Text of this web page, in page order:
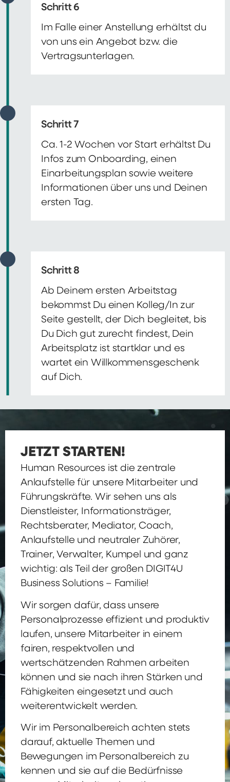
Schritt 6
Im Falle einer Anstellung erhältst du
von uns ein Angebot bzw. die
Vertragsunterlagen.
Schritt 7
Ca. 1-2 Wochen vor Start erhältst Du
Infos zum Onboarding, einen
Einarbeitungsplan sowie weitere
Informationen über uns und Deinen
ersten Tag.
Schritt 8
Ab Deinem ersten Arbeitstag
bekommst Du einen Kolleg/In zur
Seite gestellt, der Dich begleitet, bis
Du Dich gut zurecht findest, Dein
Arbeitsplatz ist startklar und es
wartet ein Willkommensgeschenk
auf Dich.
JETZT STARTEN!
Human Resources ist die zentrale
Anlaufstelle für unsere Mitarbeiter und
Führungskräfte. Wir sehen uns als
Dienstleister, Informationsträger,
Rechtsberater, Mediator, Coach,
Anlaufstelle und neutraler Zuhörer,
Trainer, Verwalter, Kumpel und ganz
wichtig: als Teil der großen DIGIT4U
Business Solutions – Familie!
Wir sorgen dafür, dass unsere
Personalprozesse effizient und produktiv
laufen, unsere Mitarbeiter in einem
fairen, respektvollen und
wertschätzenden Rahmen arbeiten
können und sie nach ihren Stärken und
Fähigkeiten eingesetzt und auch
weiterentwickelt werden.
Wir im Personalbereich achten stets
darauf, aktuelle Themen und
Bewegungen im Personalbereich zu
kennen und sie auf die Bedürfnisse